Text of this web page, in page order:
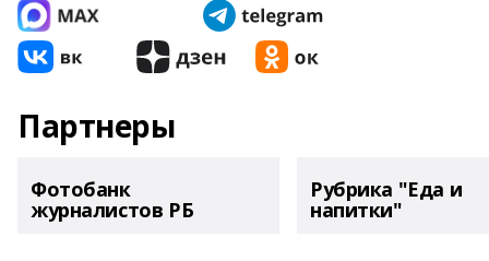
Партнеры
Фотобанк
журналистов РБ
Рубрика "Еда и
напитки"